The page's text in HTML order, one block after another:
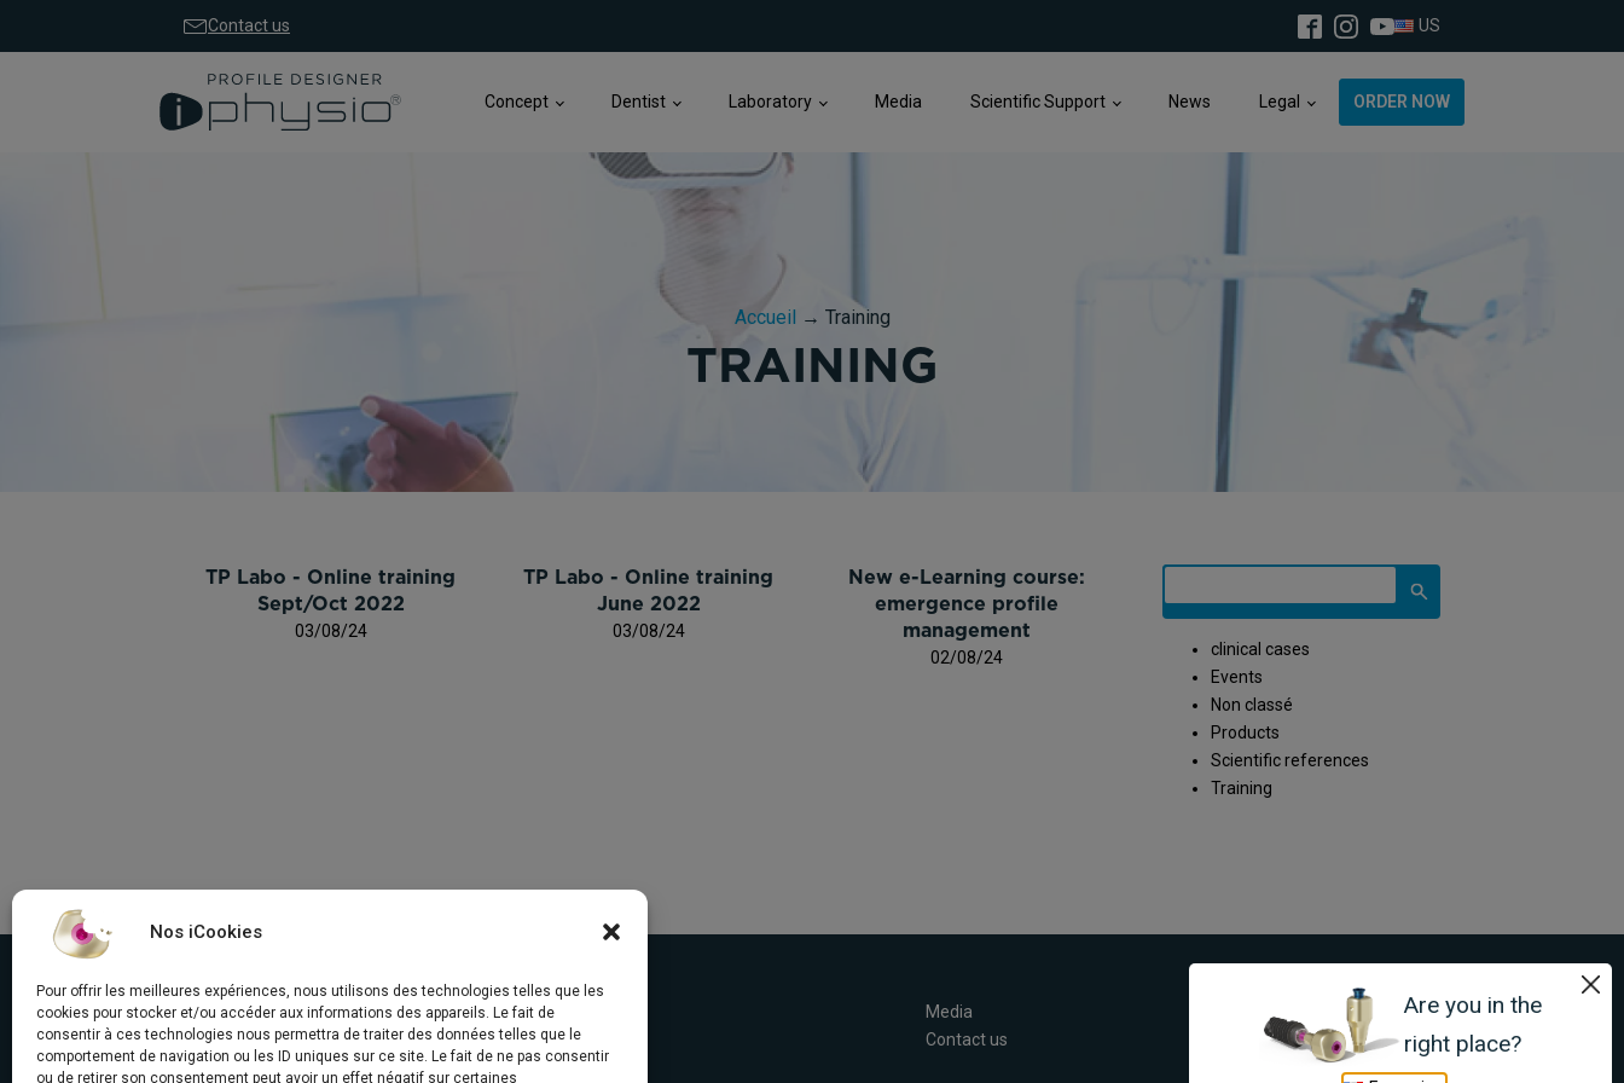
Nos iCookies
Pour offrir les meilleures expériences, nous utilisons des technologies telles que les
cookies pour stocker et/ou accéder aux informations des appareils. Le fait de
consentir à ces technologies nous permettra de traiter des données telles que le
comportement de navigation ou les ID uniques sur ce site. Le fait de ne pas consentir
ou de retirer son consentement peut avoir un effet négatif sur certaines
Contact us US
Concept Dentist Laboratory Media Scientific Support News Legal ORDER NOW
Accueil → Training
TRAINING
TP Labo - Online training
Sept/Oct 2022
03/08/24
TP Labo - Online training
June 2022
03/08/24
New e-Learning course:
emergence profile
management
02/08/24
clinical cases
Events
Non classé
Products
Scientific references
Training
News
Media
Contact us
LYRA ETK
Legal notice and
privacy policy
Are you in the
right place?